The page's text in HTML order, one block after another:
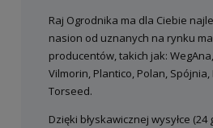
Raj Ogrodnika ma dla Ciebie
nasion od uznanych na rynku
producentów, takich jak:
Vilmorin, Plantico, Polan,
Torseed.
Dzięki błyskawicznej wysyłce